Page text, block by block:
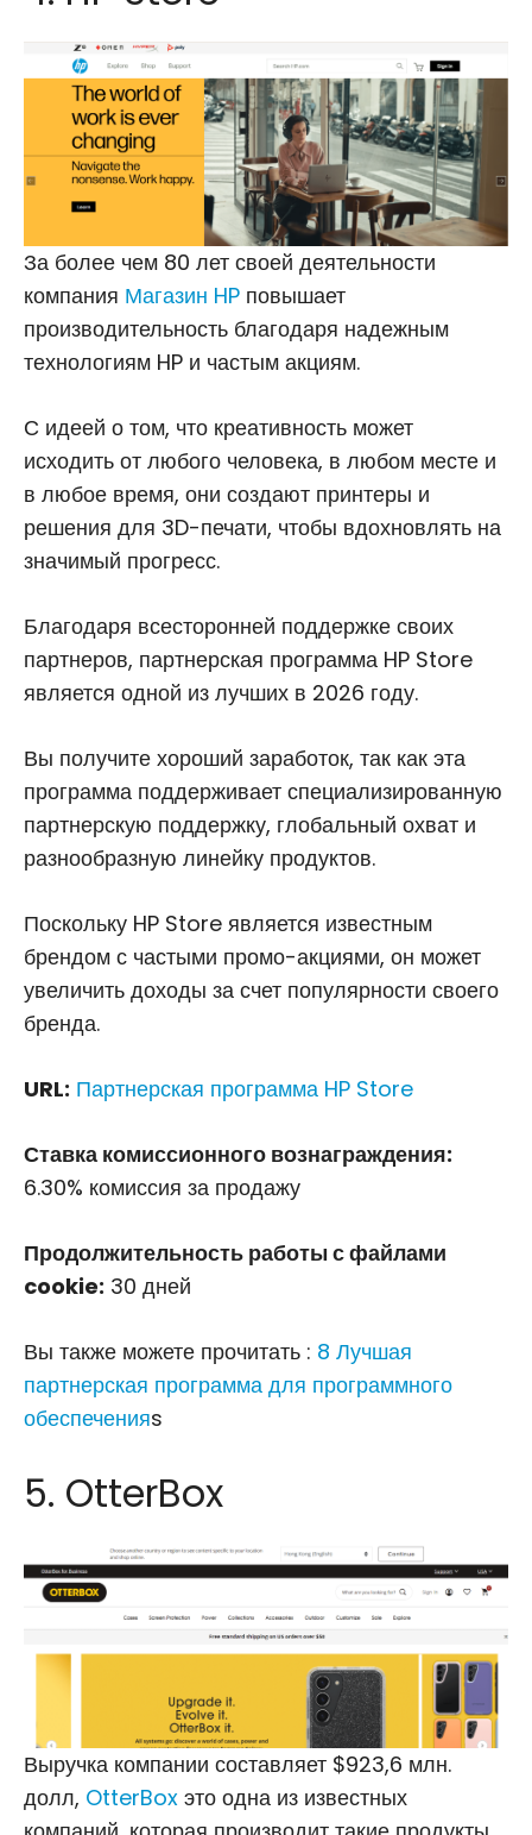
За более чем 80 лет своей деятельности
компания Магазин HP повышает
производительность благодаря надежным
технологиям HP и частым акциям.
С идеей о том, что креативность может
исходить от любого человека, в любом месте и
в любое время, они создают принтеры и
решения для 3D-печати, чтобы вдохновлять на
значимый прогресс.
Благодаря всесторонней поддержке своих
партнеров, партнерская программа HP Store
является одной из лучших в 2026 году.
Вы получите хороший заработок, так как эта
программа поддерживает специализированную
партнерскую поддержку, глобальный охват и
разнообразную линейку продуктов.
Поскольку HP Store является известным
брендом с частыми промо-акциями, он может
увеличить доходы за счет популярности своего
бренда.
URL: Партнерская программа HP Store
Ставка комиссионного вознаграждения:
6.30% комиссия за продажу
Продолжительность работы с файлами
cookie: 30 дней
Вы также можете прочитать : 8 Лучшая
партнерская программа для программного
обеспеченияs
5. OtterBox
Выручка компании составляет $923,6 млн.
долл, OtterBox это одна из известных